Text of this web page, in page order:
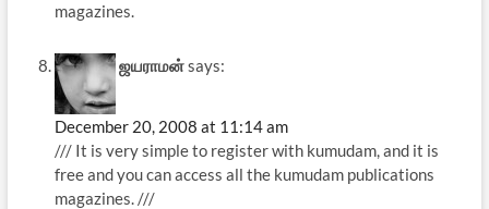
magazines.
ஜயராமன்says:
December 20, 2008 at 11:14 am
/// It is very simple to register with kumudam, and it is
free and you can access all the kumudam publications
magazines. ///